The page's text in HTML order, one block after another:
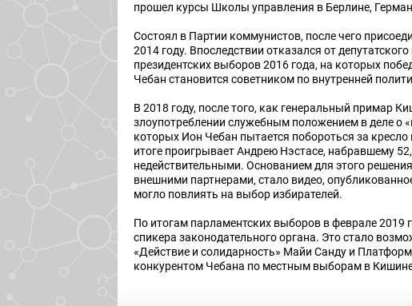
прошел курсы Школы управления в Берлине,
Состоял в Партии коммунистов, после чего
2014 году. Впоследствии отказался от
президентских выборов 2016 года, на которых
Чебан становится советником по внутренней
В 2018 году, после того, как генеральный примар
злоупотреблении служебным положением в деле о
которых Ион Чебан пытается побороться за
итоге проигрывает Андрею Нэстасе, набравшему
недействительными. Основанием для этого
внешними партнерами, стало видео,
могло повлиять на выбор избирателей.
По итогам парламентских выборов в феврале 2019
спикера законодательного органа. Это стало
«Действие и солидарность» Майи Санду и
конкурентом Чебана по местным выборам в